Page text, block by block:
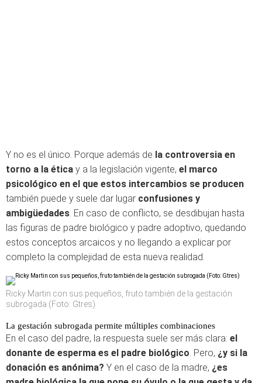
Y no es el único. Porque además de la controversia en
torno a la ética y a la legislación vigente, el marco
psicológico en el que estos intercambios se producen
también puede y suele dar lugar confusiones y
ambigüedades. En caso de conflicto, se desdibujan hasta
las figuras de padre biológico y padre adoptivo, quedando
estos conceptos arcaicos y no llegando a explicar por
completo la complejidad de esta nueva realidad.
Ricky Martin con sus pequeños, fruto también de la gestación
subrogada (Foto: Gtres)
La gestación subrogada permite múltiples combinaciones
En el caso del padre, la respuesta suele ser más clara: el
donante de esperma es el padre biológico. Pero, ¿y si la
donación es anónima? Y en el caso de la madre, ¿es